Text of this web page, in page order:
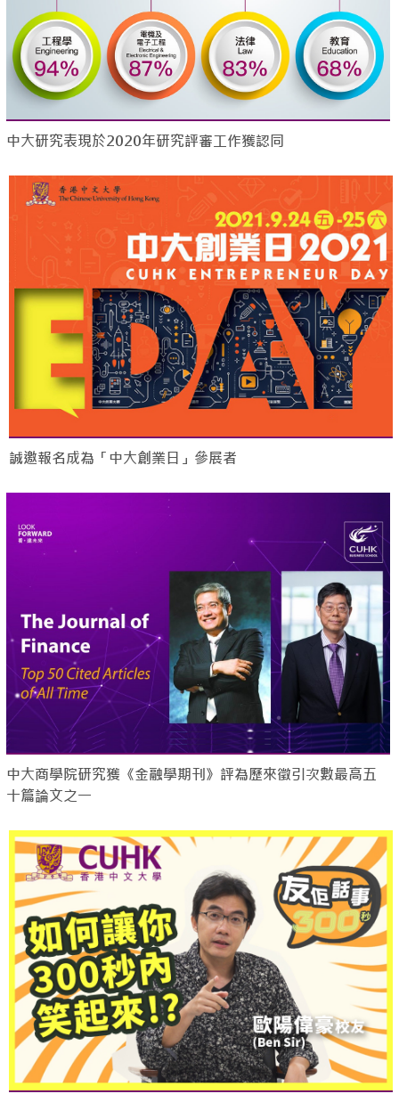
中大研究表現於2020年研究評審工作獲認同
誠邀報名成為「中大創業日」參展者
中大商學院研究獲《金融學期刊》評為歷來徵引次數最高五
十篇論文之一